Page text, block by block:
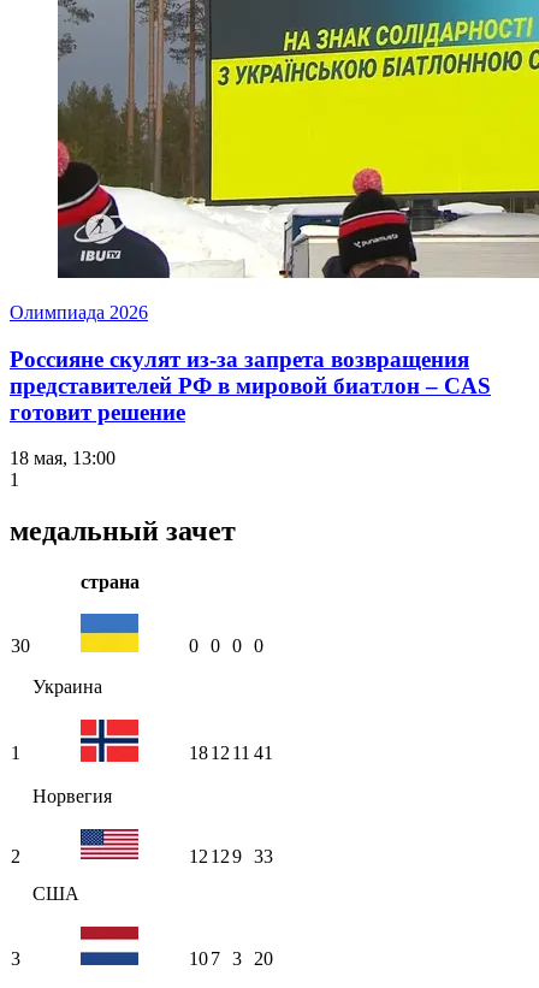
Олимпиада 2026
Россияне скулят из-за запрета возвращения
представителей РФ в мировой биатлон – CAS
готовит решение
18 мая, 13:00
1
медальный зачет
страна
30
Украина
0 0 0 0
1
Норвегия
1812 11 41
2
США
12 129 33
3
107 3 20